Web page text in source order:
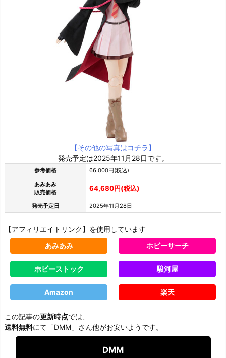
【その他の写真はコチラ】
発売予定は2025年11月28日です。
参考価格
66,000円(税込)
あみあみ
販売価格
64,680円(税込)
発売予定日 2025年11月28日
【アフィリエイトリンク】を使用しています
あみあみ
ホビーサーチ
ホビーストック 駿河屋
Amazon 楽天
この記事の更新時点では、
送料無料にて「DMM」さん他がお安いようです。
DMM